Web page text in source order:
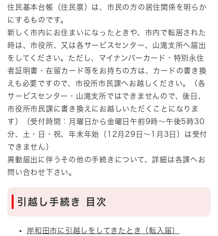
住民基本台帳（住民票）は、市民の方の居住関係を明らか
にするものです。
新しく市内にお住まいになったときや、市内で転居された
時は、市役所、又は各サービスセンター、山滝支所へ届出
をしてください。ただし、マイナンバーカード・特別永住
者証明書・在留カード等をお持ちの方は、カードの書き換
えも必要ですので、市役所市民課へお越しください。（各
サービスセンター・山滝支所ではできませんので、後日、
市役所市民課に書き換えにお越しいただくことになりま
す）（受付時間：月曜日から金曜日午前9時～午後5時30
分、土・日・祝、年末年始（12月29日～1月3日）は受付
できません）
異動届出に伴うその他の手続きについて、詳細は各課へお
問い合わせ下さい。
引越し手続き 目次
岸和田市に引越しをしてきたとき（転入届）